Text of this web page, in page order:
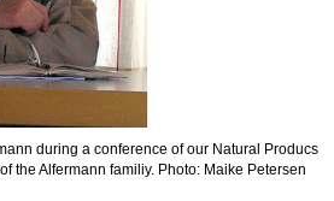
during a conference of our Natural Producs
the Alfermann familiy. Photo: Maike Petersen